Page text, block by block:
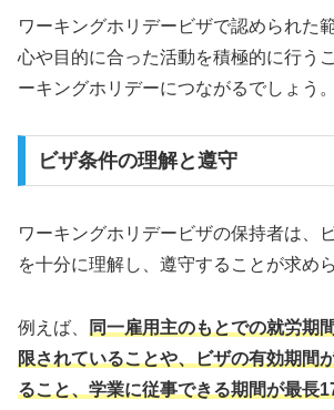
ワーキングホリデービザで認められた
心や目的に合った活動を積極的に行う
ーキングホリデーにつながるでしょう。
ビザ条件の理解と遵守
ワーキングホリデービザの保持者は、
を十分に理解し、遵守することが求め
例えば、
同一雇用主のもとでの就労期
限されていることや、ビザの有効期間
ること、学業に従事できる期間が最長